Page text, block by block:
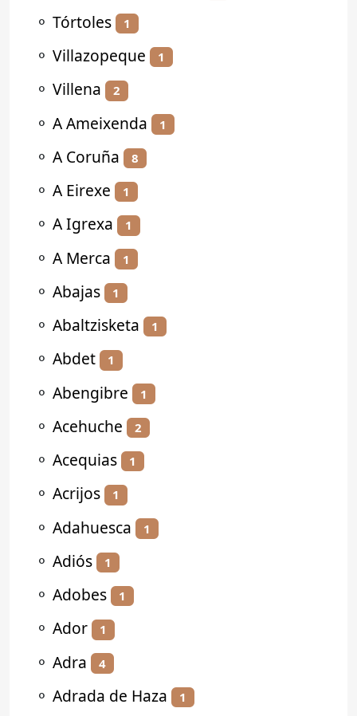
⚬ Tórtoles 1
⚬ Villazopeque 1
⚬ Villena 2
⚬ A Ameixenda 1
⚬ A Coruña 8
⚬ A Eirexe 1
⚬ A Igrexa 1
⚬ A Merca 1
⚬ Abajas 1
⚬ Abaltzisketa 1
⚬ Abdet 1
⚬ Abengibre 1
⚬ Acehuche 2
⚬ Acequias 1
⚬ Acrijos 1
⚬ Adahuesca 1
⚬ Adiós 1
⚬ Adobes 1
⚬ Ador 1
⚬ Adra 4
⚬ Adrada de Haza 1